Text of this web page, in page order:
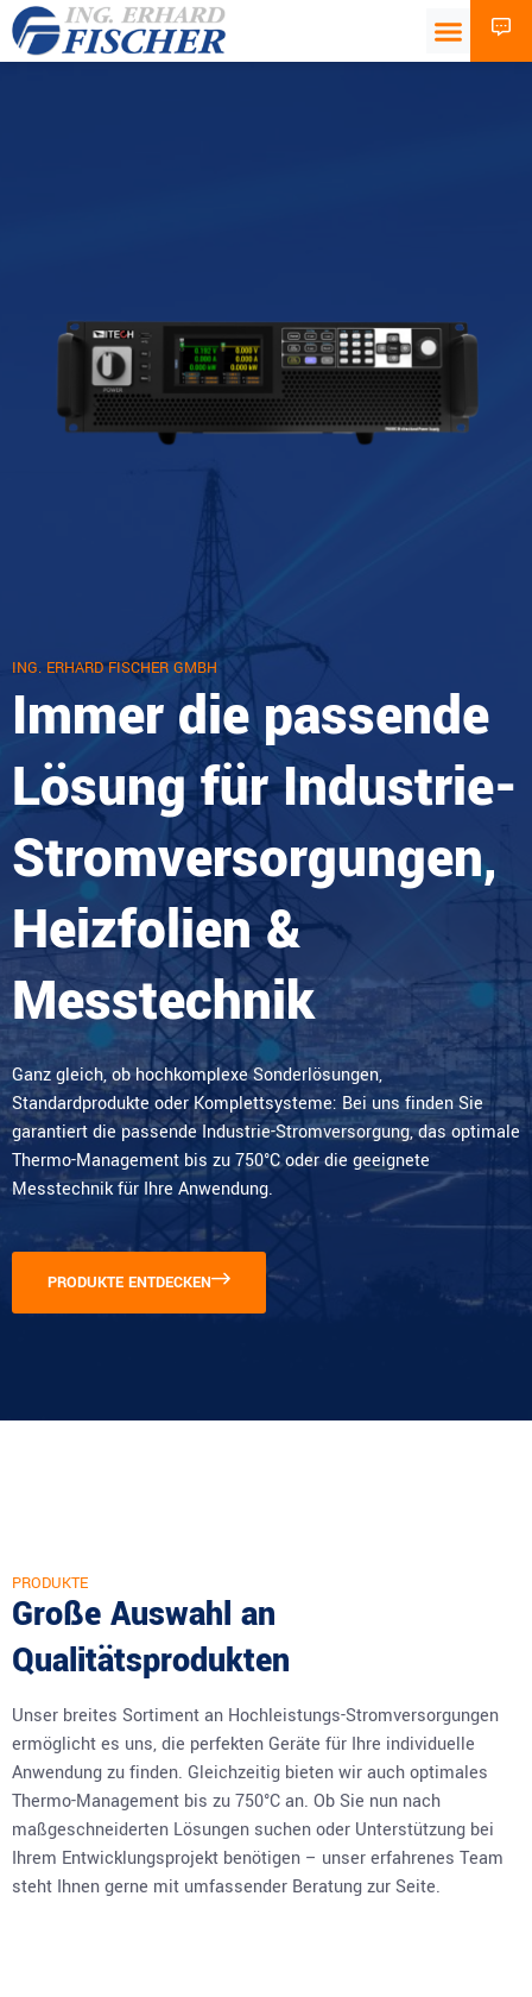
ING. ERHARD FISCHER GMBH
Immer die passende
Lösung für Industrie-
Stromversorgungen,
Heizfolien &
Messtechnik
Ganz gleich, ob hochkomplexe Sonderlösungen,
Standardprodukte oder Komplettsysteme: Bei uns finden Sie
garantiert die passende Industrie-Stromversorgung, das optimale
Thermo-Management bis zu 750°C oder die geeignete
Messtechnik für Ihre Anwendung.
PRODUKTE ENTDECKEN
PRODUKTE
Große Auswahl an
Qualitätsprodukten
Unser breites Sortiment an Hochleistungs-Stromversorgungen
ermöglicht es uns, die perfekten Geräte für Ihre individuelle
Anwendung zu finden. Gleichzeitig bieten wir auch optimales
Thermo-Management bis zu 750°C an. Ob Sie nun nach
maßgeschneiderten Lösungen suchen oder Unterstützung bei
Ihrem Entwicklungsprojekt benötigen – unser erfahrenes Team
steht Ihnen gerne mit umfassender Beratung zur Seite.